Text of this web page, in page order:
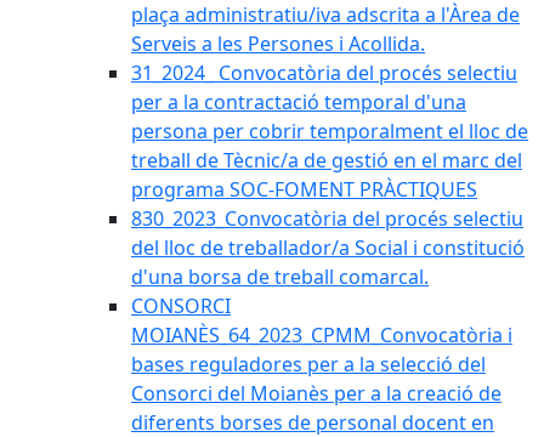
plaça administratiu/iva adscrita a l'Àrea de
Serveis a les Persones i Acollida.
31_2024_ Convocatòria del procés selectiu
per a la contractació temporal d'una
persona per cobrir temporalment el lloc de
treball de Tècnic/a de gestió en el marc del
programa SOC-FOMENT PRÀCTIQUES
830_2023_Convocatòria del procés selectiu
del lloc de treballador/a Social i constitució
d'una borsa de treball comarcal.
CONSORCI
MOIANÈS_64_2023_CPMM_Convocatòria i
bases reguladores per a la selecció del
Consorci del Moianès per a la creació de
diferents borses de personal docent en